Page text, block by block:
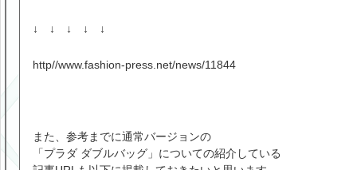
↓ ↓ ↓ ↓ ↓
http//www.fashion-press.net/news/11844
また、参考までに通常バージョンの
「プラダ ダブルバッグ」についての紹介している